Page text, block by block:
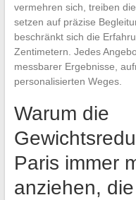
vermehren sich, treiben
setzen auf präzise
beschränkt sich die
Zentimetern. Jedes
messbarer Ergebnisse,
personalisierten Weges.
Warum die
Paris immer
anziehen,